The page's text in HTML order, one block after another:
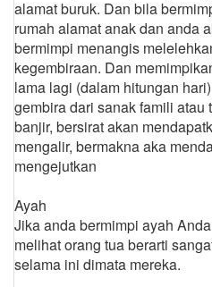
alamat buruk. Dan bila
rumah alamat anak dan anda
bermimpi menangis
kegembiraan. Dan
lama lagi (dalam hitungan
gembira dari sanak famili atau
banjir, bersirat akan
mengalir, bermakna aka
mengejutkan
Ayah
Jika anda bermimpi ayah
melihat orang tua berarti
selama ini dimata mereka.